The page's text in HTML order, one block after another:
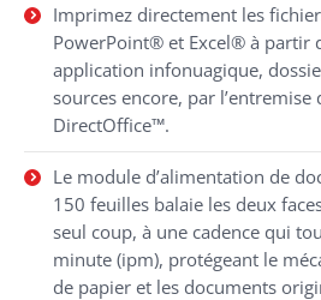
Imprimez directement les
PowerPoint® et Excel® à partir
application infonuagique,
sources encore, par l’entremise
DirectOffice™.
Le module d’alimentation de
150 feuilles balaie les deux
seul coup, à une cadence qui
minute (ipm), protégeant le
de papier et les documents